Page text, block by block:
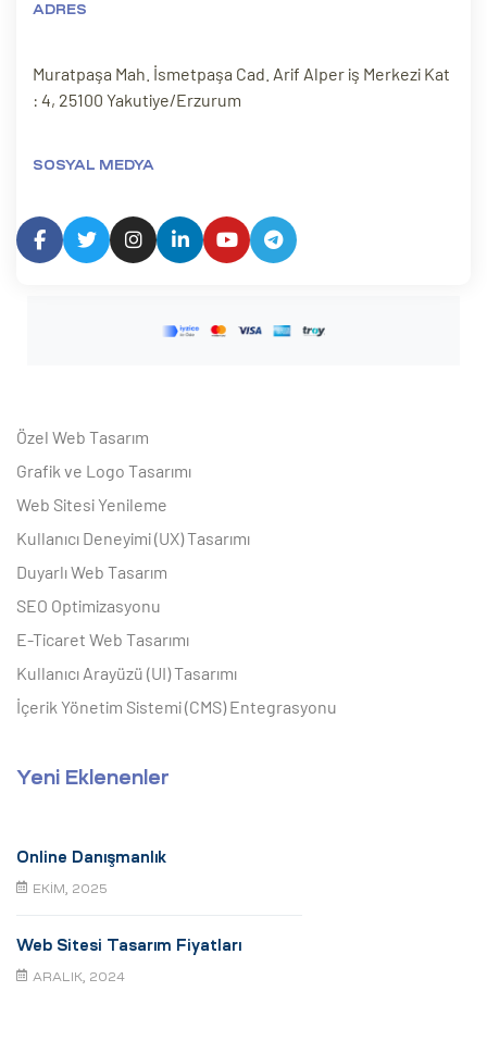
ADRES
Muratpaşa Mah. İsmetpaşa Cad. Arif Alper iş Merkezi Kat
: 4, 25100 Yakutiye/Erzurum
SOSYAL MEDYA
Özel Web Tasarım
Grafik ve Logo Tasarımı
Web Sitesi Yenileme
Kullanıcı Deneyimi (UX) Tasarımı
Duyarlı Web Tasarım
SEO Optimizasyonu
E-Ticaret Web Tasarımı
Kullanıcı Arayüzü (UI) Tasarımı
İçerik Yönetim Sistemi (CMS) Entegrasyonu
Yeni Eklenenler
Online Danışmanlık
EKIM, 2025
Web Sitesi Tasarım Fiyatları
ARALIK, 2024